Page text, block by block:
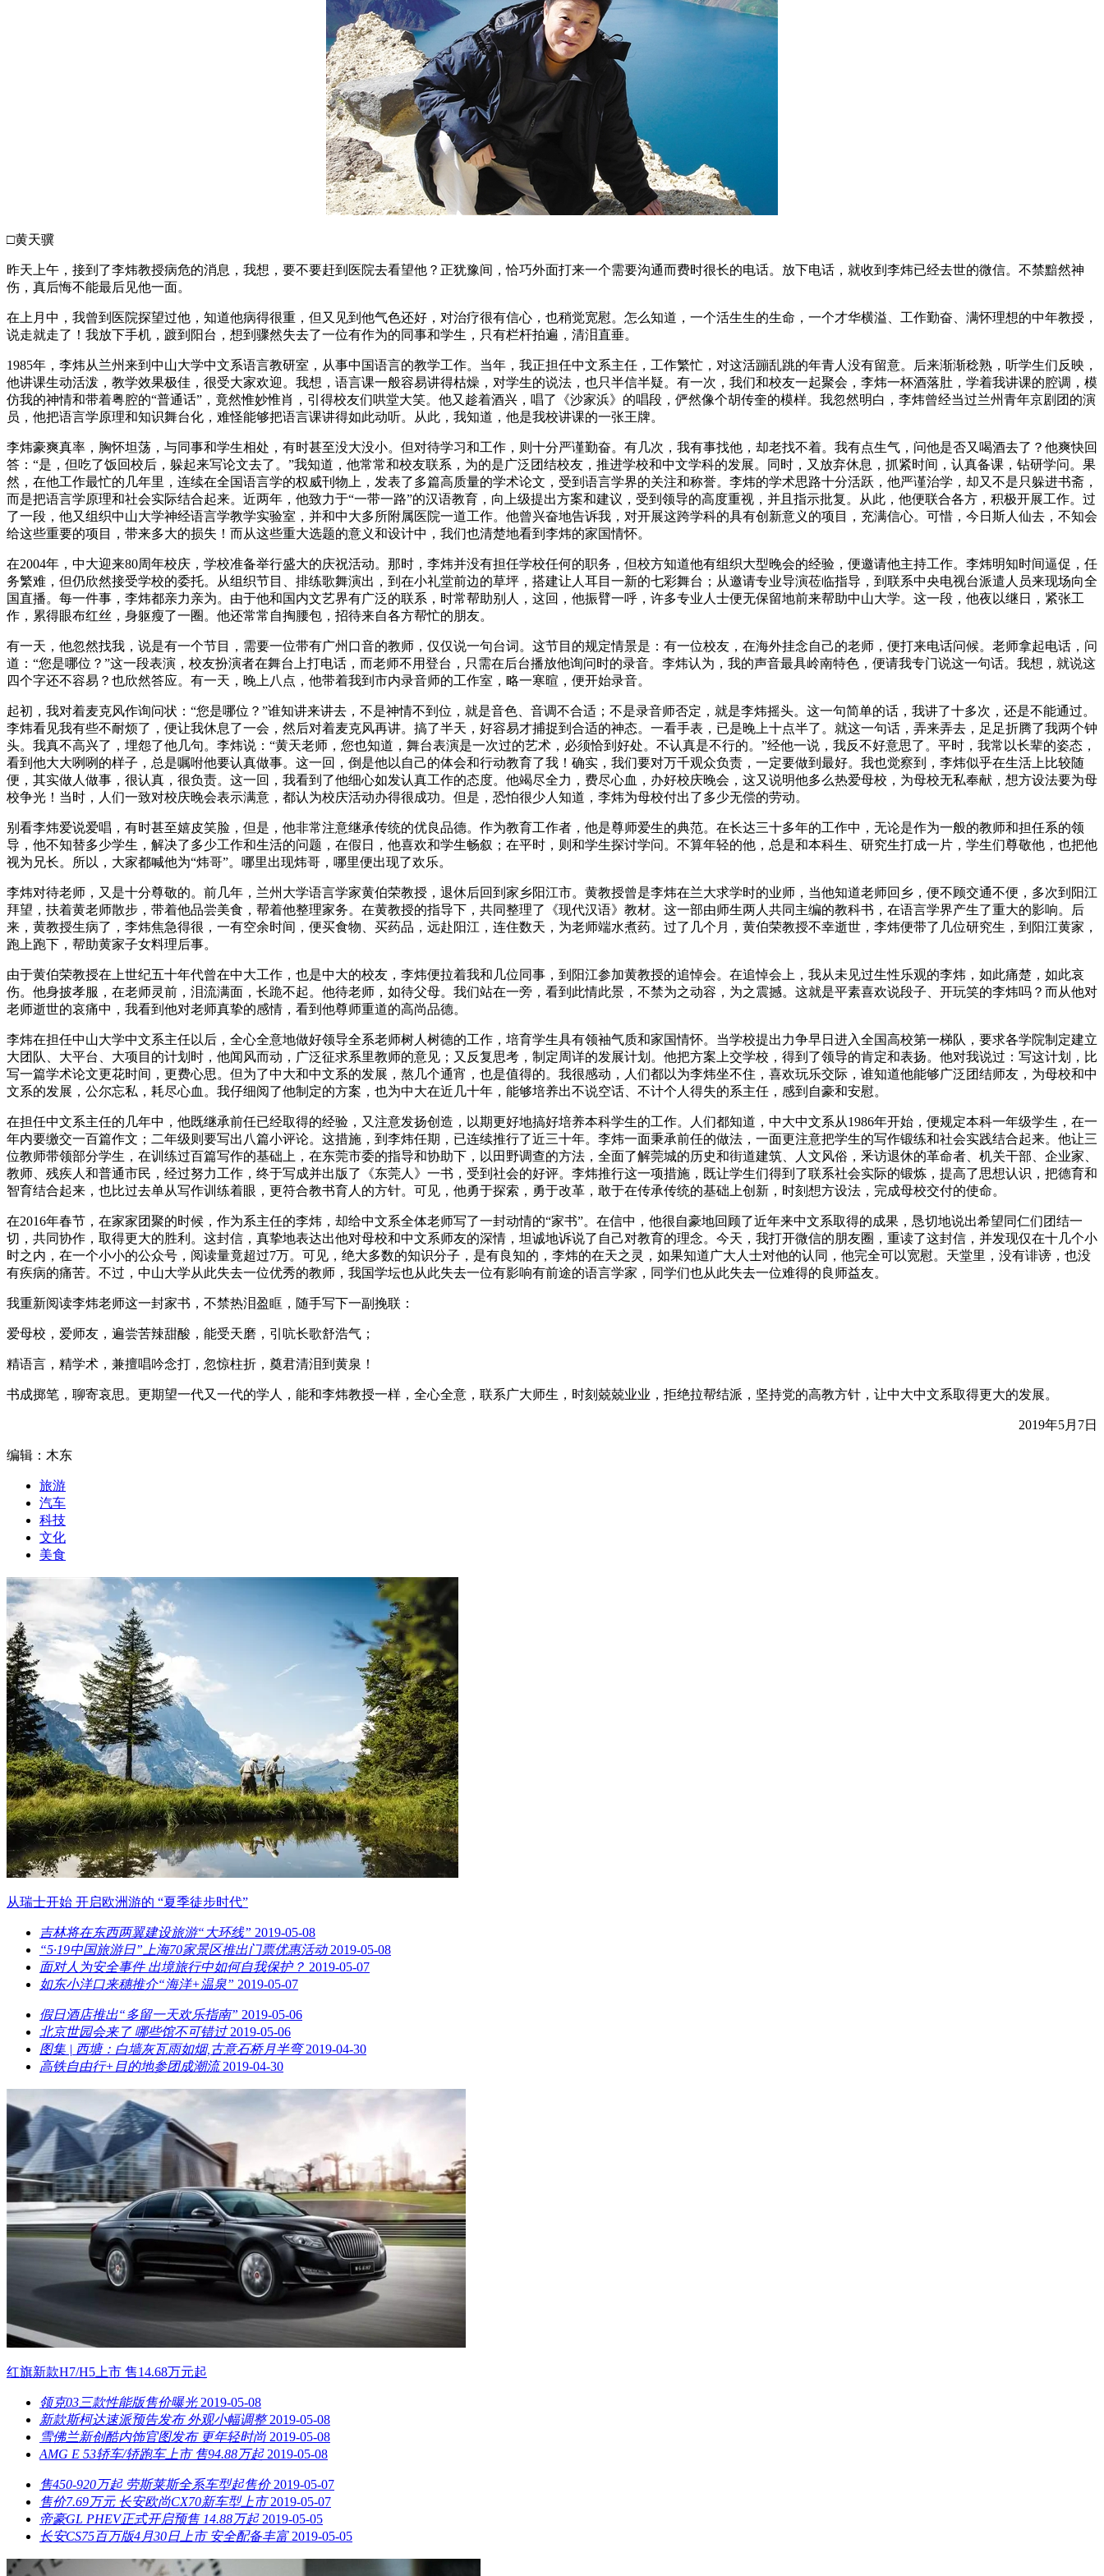
□黄天骥
昨天上午，接到了李炜教授病危的消息，我想，要不要赶到医院去看望他？正犹豫间，恰巧外面打来一个需要沟通而费时很长的电话。放下电话，就收到李炜已经去世的微信。不禁黯然神
伤，真后悔不能最后见他一面。
在上月中，我曾到医院探望过他，知道他病得很重，但又见到他气色还好，对治疗很有信心，也稍觉宽慰。怎么知道，一个活生生的生命，一个才华横溢、工作勤奋、满怀理想的中年教授，
说走就走了！我放下手机，踱到阳台，想到骤然失去了一位有作为的同事和学生，只有栏杆拍遍，清泪直垂。
1985年，李炜从兰州来到中山大学中文系语言教研室，从事中国语言的教学工作。当年，我正担任中文系主任，工作繁忙，对这活蹦乱跳的年青人没有留意。后来渐渐稔熟，听学生们反映，
他讲课生动活泼，教学效果极佳，很受大家欢迎。我想，语言课一般容易讲得枯燥，对学生的说法，也只半信半疑。有一次，我们和校友一起聚会，李炜一杯酒落肚，学着我讲课的腔调，模
仿我的神情和带着粤腔的“普通话”，竟然惟妙惟肖，引得校友们哄堂大笑。他又趁着酒兴，唱了《沙家浜》的唱段，俨然像个胡传奎的模样。我忽然明白，李炜曾经当过兰州青年京剧团的演
员，他把语言学原理和知识舞台化，难怪能够把语言课讲得如此动听。从此，我知道，他是我校讲课的一张王牌。
李炜豪爽真率，胸怀坦荡，与同事和学生相处，有时甚至没大没小。但对待学习和工作，则十分严谨勤奋。有几次，我有事找他，却老找不着。我有点生气，问他是否又喝酒去了？他爽快回
答：“是，但吃了饭回校后，躲起来写论文去了。”我知道，他常常和校友联系，为的是广泛团结校友，推进学校和中文学科的发展。同时，又放弃休息，抓紧时间，认真备课，钻研学问。果
然，在他工作最忙的几年里，连续在全国语言学的权威刊物上，发表了多篇高质量的学术论文，受到语言学界的关注和称誉。李炜的学术思路十分活跃，他严谨治学，却又不是只躲进书斋，
而是把语言学原理和社会实际结合起来。近两年，他致力于“一带一路”的汉语教育，向上级提出方案和建议，受到领导的高度重视，并且指示批复。从此，他便联合各方，积极开展工作。过
了一段，他又组织中山大学神经语言学教学实验室，并和中大多所附属医院一道工作。他曾兴奋地告诉我，对开展这跨学科的具有创新意义的项目，充满信心。可惜，今日斯人仙去，不知会
给这些重要的项目，带来多大的损失！而从这些重大选题的意义和设计中，我们也清楚地看到李炜的家国情怀。
在2004年，中大迎来80周年校庆，学校准备举行盛大的庆祝活动。那时，李炜并没有担任学校任何的职务，但校方知道他有组织大型晚会的经验，便邀请他主持工作。李炜明知时间逼促，任
务繁难，但仍欣然接受学校的委托。从组织节目、排练歌舞演出，到在小礼堂前边的草坪，搭建让人耳目一新的七彩舞台；从邀请专业导演莅临指导，到联系中央电视台派遣人员来现场向全
国直播。每一件事，李炜都亲力亲为。由于他和国内文艺界有广泛的联系，时常帮助别人，这回，他振臂一呼，许多专业人士便无保留地前来帮助中山大学。这一段，他夜以继日，紧张工
作，累得眼布红丝，身躯瘦了一圈。他还常常自掏腰包，招待来自各方帮忙的朋友。
有一天，他忽然找我，说是有一个节目，需要一位带有广州口音的教师，仅仅说一句台词。这节目的规定情景是：有一位校友，在海外挂念自己的老师，便打来电话问候。老师拿起电话，问
道：“您是哪位？”这一段表演，校友扮演者在舞台上打电话，而老师不用登台，只需在后台播放他询问时的录音。李炜认为，我的声音最具岭南特色，便请我专门说这一句话。我想，就说这
四个字还不容易？也欣然答应。有一天，晚上八点，他带着我到市内录音师的工作室，略一寒暄，便开始录音。
起初，我对着麦克风作询问状：“您是哪位？”谁知讲来讲去，不是神情不到位，就是音色、音调不合适；不是录音师否定，就是李炜摇头。这一句简单的话，我讲了十多次，还是不能通过。
李炜看见我有些不耐烦了，便让我休息了一会，然后对着麦克风再讲。搞了半天，好容易才捕捉到合适的神态。一看手表，已是晚上十点半了。就这一句话，弄来弄去，足足折腾了我两个钟
头。我真不高兴了，埋怨了他几句。李炜说：“黄天老师，您也知道，舞台表演是一次过的艺术，必须恰到好处。不认真是不行的。”经他一说，我反不好意思了。平时，我常以长辈的姿态，
看到他大大咧咧的样子，总是嘱咐他要认真做事。这一回，倒是他以自己的体会和行动教育了我！确实，我们要对万千观众负责，一定要做到最好。我也觉察到，李炜似乎在生活上比较随
便，其实做人做事，很认真，很负责。这一回，我看到了他细心如发认真工作的态度。他竭尽全力，费尽心血，办好校庆晚会，这又说明他多么热爱母校，为母校无私奉献，想方设法要为母
校争光！当时，人们一致对校庆晚会表示满意，都认为校庆活动办得很成功。但是，恐怕很少人知道，李炜为母校付出了多少无偿的劳动。
别看李炜爱说爱唱，有时甚至嬉皮笑脸，但是，他非常注意继承传统的优良品德。作为教育工作者，他是尊师爱生的典范。在长达三十多年的工作中，无论是作为一般的教师和担任系的领
导，他不知替多少学生，解决了多少工作和生活的问题，在假日，他喜欢和学生畅叙；在平时，则和学生探讨学问。不算年轻的他，总是和本科生、研究生打成一片，学生们尊敬他，也把他
视为兄长。所以，大家都喊他为“炜哥”。哪里出现炜哥，哪里便出现了欢乐。
李炜对待老师，又是十分尊敬的。前几年，兰州大学语言学家黄伯荣教授，退休后回到家乡阳江市。黄教授曾是李炜在兰大求学时的业师，当他知道老师回乡，便不顾交通不便，多次到阳江
拜望，扶着黄老师散步，带着他品尝美食，帮着他整理家务。在黄教授的指导下，共同整理了《现代汉语》教材。这一部由师生两人共同主编的教科书，在语言学界产生了重大的影响。后
来，黄教授生病了，李炜焦急得很，一有空余时间，便买食物、买药品，远赴阳江，连住数天，为老师端水煮药。过了几个月，黄伯荣教授不幸逝世，李炜便带了几位研究生，到阳江黄家，
跑上跑下，帮助黄家子女料理后事。
由于黄伯荣教授在上世纪五十年代曾在中大工作，也是中大的校友，李炜便拉着我和几位同事，到阳江参加黄教授的追悼会。在追悼会上，我从未见过生性乐观的李炜，如此痛楚，如此哀
伤。他身披孝服，在老师灵前，泪流满面，长跪不起。他待老师，如待父母。我们站在一旁，看到此情此景，不禁为之动容，为之震撼。这就是平素喜欢说段子、开玩笑的李炜吗？而从他对
老师逝世的哀痛中，我看到他对老师真挚的感情，看到他尊师重道的高尚品德。
李炜在担任中山大学中文系主任以后，全心全意地做好领导全系老师树人树德的工作，培育学生具有领袖气质和家国情怀。当学校提出力争早日进入全国高校第一梯队，要求各学院制定建立
大团队、大平台、大项目的计划时，他闻风而动，广泛征求系里教师的意见；又反复思考，制定周详的发展计划。他把方案上交学校，得到了领导的肯定和表扬。他对我说过：写这计划，比
写一篇学术论文更花时间，更费心思。但为了中大和中文系的发展，熬几个通宵，也是值得的。我很感动，人们都以为李炜坐不住，喜欢玩乐交际，谁知道他能够广泛团结师友，为母校和中
文系的发展，公尔忘私，耗尽心血。我仔细阅了他制定的方案，也为中大在近几十年，能够培养出不说空话、不计个人得失的系主任，感到自豪和安慰。
在担任中文系主任的几年中，他既继承前任已经取得的经验，又注意发扬创造，以期更好地搞好培养本科学生的工作。人们都知道，中大中文系从1986年开始，便规定本科一年级学生，在一
年内要缴交一百篇作文；二年级则要写出八篇小评论。这措施，到李炜任期，已连续推行了近三十年。李炜一面秉承前任的做法，一面更注意把学生的写作锻练和社会实践结合起来。他让三
位教师带领部分学生，在训练过百篇写作的基础上，在东莞市委的指导和协助下，以田野调查的方法，全面了解莞城的历史和街道建筑、人文风俗，釆访退休的革命者、机关干部、企业家、
教师、残疾人和普通市民，经过努力工作，终于写成并出版了《东莞人》一书，受到社会的好评。李炜推行这一项措施，既让学生们得到了联系社会实际的锻炼，提高了思想认识，把德育和
智育结合起来，也比过去单从写作训练着眼，更符合教书育人的方针。可见，他勇于探索，勇于改革，敢于在传承传统的基础上创新，时刻想方设法，完成母校交付的使命。
在2016年春节，在家家团聚的时候，作为系主任的李炜，却给中文系全体老师写了一封动情的“家书”。在信中，他很自豪地回顾了近年来中文系取得的成果，恳切地说出希望同仁们团结一
切，共同协作，取得更大的胜利。这封信，真挚地表达出他对母校和中文系师友的深情，坦诚地诉说了自己对教育的理念。今天，我打开微信的朋友圈，重读了这封信，并发现仅在十几个小
时之内，在一个小小的公众号，阅读量竟超过7万。可见，绝大多数的知识分子，是有良知的，李炜的在天之灵，如果知道广大人士对他的认同，他完全可以宽慰。天堂里，没有诽谤，也没
有疾病的痛苦。不过，中山大学从此失去一位优秀的教师，我国学坛也从此失去一位有影响有前途的语言学家，同学们也从此失去一位难得的良师益友。
我重新阅读李炜老师这一封家书，不禁热泪盈眶，随手写下一副挽联：
爱母校，爱师友，遍尝苦辣甜酸，能受天磨，引吭长歌舒浩气；
精语言，精学术，兼擅唱吟念打，忽惊柱折，奠君清泪到黄泉！
书成掷笔，聊寄哀思。更期望一代又一代的学人，能和李炜教授一样，全心全意，联系广大师生，时刻兢兢业业，拒绝拉帮结派，坚持党的高教方针，让中大中文系取得更大的发展。
2019年5月7日
编辑：木东
旅游
汽车
科技
文化
美食
从瑞士开始 开启欧洲游的 “夏季徒步时代”
吉林将在东西两翼建设旅游“大环线” 2019-05-08
“5·19中国旅游日”上海70家景区推出门票优惠活动 2019-05-08
面对人为安全事件 出境旅行中如何自我保护？ 2019-05-07
如东小洋口来穗推介“海洋+温泉” 2019-05-07
假日酒店推出“多留一天欢乐指南” 2019-05-06
北京世园会来了 哪些馆不可错过 2019-05-06
图集 | 西塘：白墙灰瓦雨如烟,古意石桥月半弯 2019-04-30
高铁自由行+目的地参团成潮流 2019-04-30
红旗新款H7/H5上市 售14.68万元起
领克03三款性能版售价曝光 2019-05-08
新款斯柯达速派预告发布 外观小幅调整 2019-05-08
雪佛兰新创酷内饰官图发布 更年轻时尚 2019-05-08
AMG E 53轿车/轿跑车上市 售94.88万起 2019-05-08
售450-920万起 劳斯莱斯全系车型起售价 2019-05-07
售价7.69万元 长安欧尚CX70新车型上市 2019-05-07
帝豪GL PHEV正式开启预售 14.88万起 2019-05-05
长安CS75百万版4月30日上市 安全配备丰富 2019-05-05